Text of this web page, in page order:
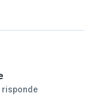
risponde